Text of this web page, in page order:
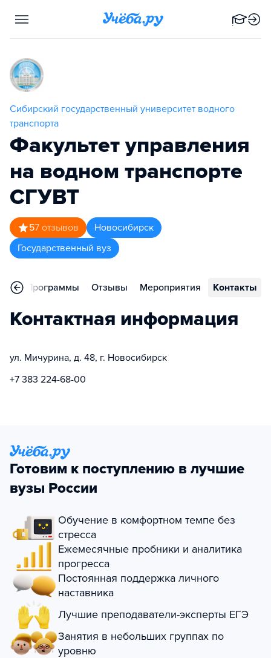
Сибирский государственный университет водного
транспорта
Факультет управления
на водном транспорте
СГУВТ
57 отзывов
Новосибирск
Государственный вуз
Программы Отзывы Мероприятия Контакты
Контактная информация
ул. Мичурина, д. 48, г. Новосибирск
+7 383 224-68-00
Готовим к поступлению в лучшие
вузы России
Обучение в комфортном темпе без
стресса
Ежемесячные пробники и аналитика
прогресса
Постоянная поддержка личного
наставника
Лучшие преподаватели-эксперты ЕГЭ
Занятия в небольших группах по
уровню